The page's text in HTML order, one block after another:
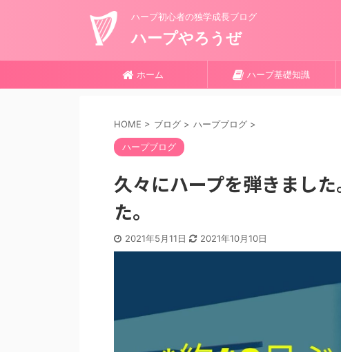
ハープ初心者の独学成長ブログ
ハープやろうぜ
ホーム ハープ基礎知識
HOME > ブログ > ハープブログ >
ハープブログ
久々にハープを弾きまし
た。
2021年5月11日 2021年10月10日